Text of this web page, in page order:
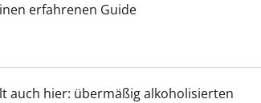
erfahrenen Guide
auch hier: übermäßig alkoholisierten